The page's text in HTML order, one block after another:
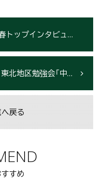
岩手日報および河北新報「新春トップインタビュー」に当社社長村上ひろみが掲載されました
IDA認定住宅流通促進協議会 東北地区勉強会「中古住宅市場の魅力と可能性」が開催されました
戻る
すめ